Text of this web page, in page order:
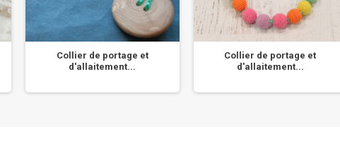
Collier de portage et
d'allaitement...
Collier de portage et
d'allaitement...